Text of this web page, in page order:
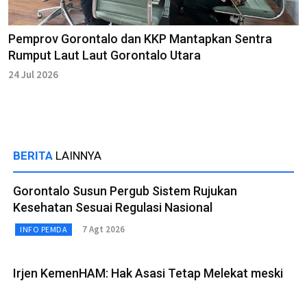
Pemprov Gorontalo dan KKP Mantapkan Sentra
Rumput Laut Laut Gorontalo Utara
24 Jul 2026
BERITA LAINNYA
Gorontalo Susun Pergub Sistem Rujukan
Kesehatan Sesuai Regulasi Nasional
INFO PEMDA 7 Agt 2026
Irjen KemenHAM: Hak Asasi Tetap Melekat meski